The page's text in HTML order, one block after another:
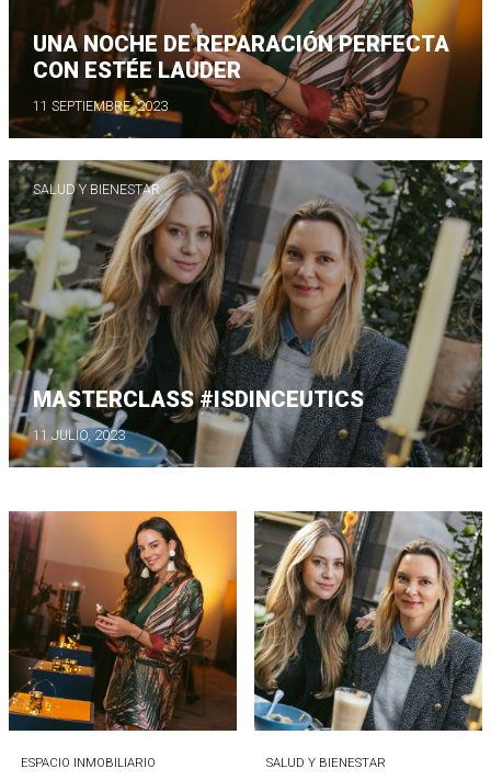
UNA NOCHE DE REPARACIÓN PERFECTA
CON ESTÉE LAUDER
11 SEPTIEMBRE, 2023
SALUD Y BIENESTAR
MASTERCLASS #ISDINCEUTICS
11 JULIO, 2023
ESPACIO INMOBILIARIO SALUD Y BIENESTAR